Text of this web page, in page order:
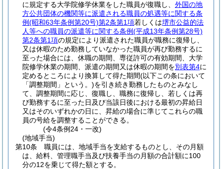
に規定する大学院修学休業をした職員が復職し、 外国の地
方公共団体の機関等に派遣される職員の処遇等に関する条
例(昭和63年条例第20号)第2条第1項若しくは堺市公益的法
人等への職員の派遣等に関する条例(平成13年条例第28号)
第2条第1項の規定により派遣された職員が職務に復帰し、
又は休暇のため勤務していなかった職員が再び勤務するに
至った場合には、休職の期間、専従許可の有効期間、大学
院修学休業の期間、派遣の期間又は休暇の期間を別表第4に
定めるところにより換算して得た期間(以下この条において
「調整期間」という。)を引き続き勤務したものとみなし
て、調整期間に応じ、復職し、職務に復帰し、若しくは再
び勤務するに至った日及び当該日後における最初の昇給日
又はそのいずれかの日に、昇給の場合に準じてこれらの職
員の号給を調整することができる。
(令4条例24・一改)
(地域手当)
第10条
職員には、地域手当を支給するものとし、その月額
は、給料、管理職手当及び扶養手当の月額の合計額に100
分の12を乗じて得た額とする。